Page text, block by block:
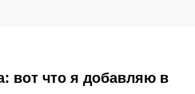
вот что я добавляю в